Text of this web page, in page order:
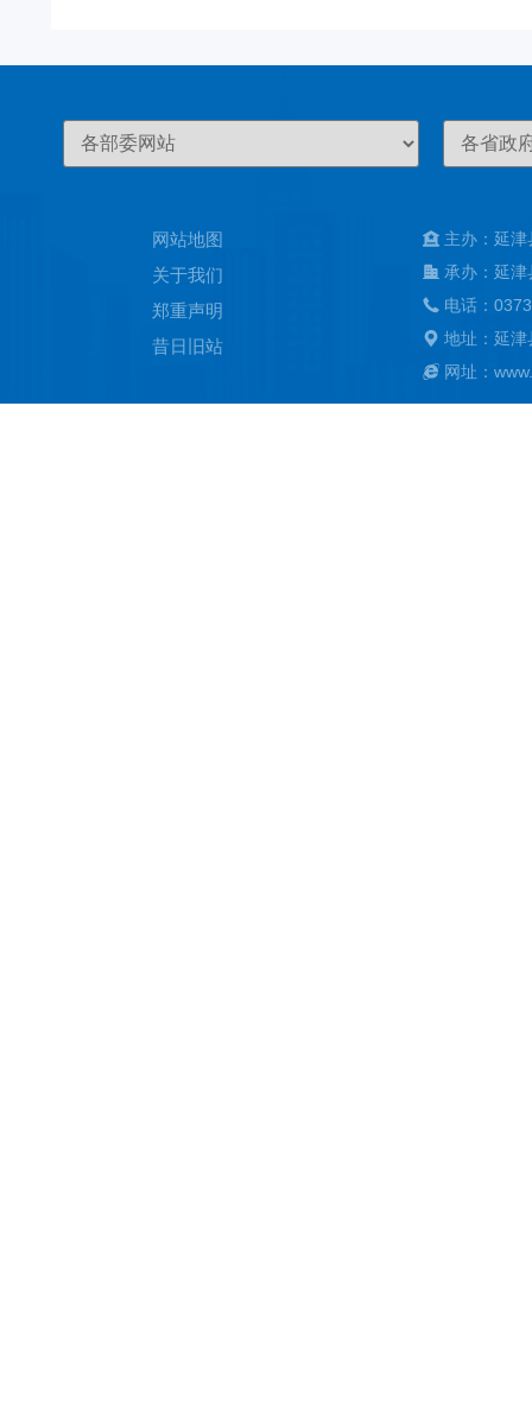
网站地图
关于我们
郑重声明
昔日旧站
主办：延
承办：延
电话：
地址：延
网址：